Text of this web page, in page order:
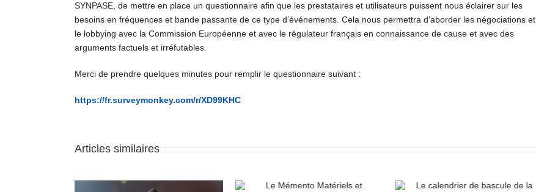
SYNPASE, de mettre en place un questionnaire afin que les prestataires et utilisateurs puissent nous éclairer sur les
besoins en fréquences et bande passante de ce type d’événements. Cela nous permettra d’aborder les négociations et
le lobbying avec la Commission Européenne et avec le régulateur français en connaissance de cause et avec des
arguments factuels et irréfutables.
Merci de prendre quelques minutes pour remplir le questionnaire suivant :
https://fr.surveymonkey.com/r/XD99KHC
Articles similaires